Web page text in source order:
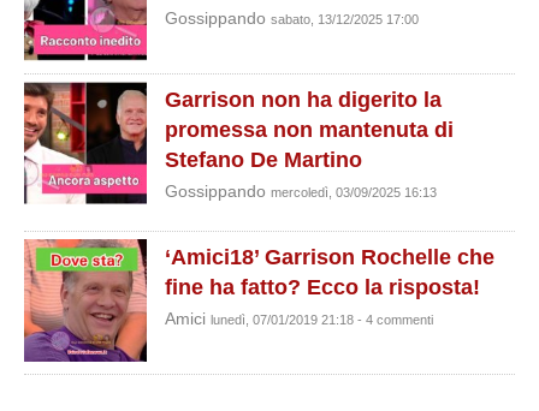
Gossippando sabato, 13/12/2025 17:00
Garrison non ha digerito la
promessa non mantenuta di
Stefano De Martino
Gossippando mercoledì, 03/09/2025 16:13
‘Amici18’ Garrison Rochelle che
fine ha fatto? Ecco la risposta!
Amici lunedì, 07/01/2019 21:18 - 4 commenti